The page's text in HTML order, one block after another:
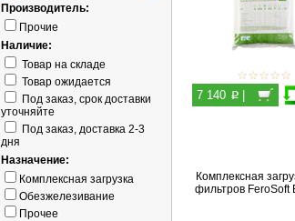
Производитель:
Прочие
Наличие:
Товар на складе
Товар ожидается
Под заказ, срок доставки
уточняйте
Под заказ, доставка 2-3
дня
Назначение:
Комплексная загрузка
Обезжелезивание
Прочее
7 140 p|
Комплексная
фильтров FeroSoft